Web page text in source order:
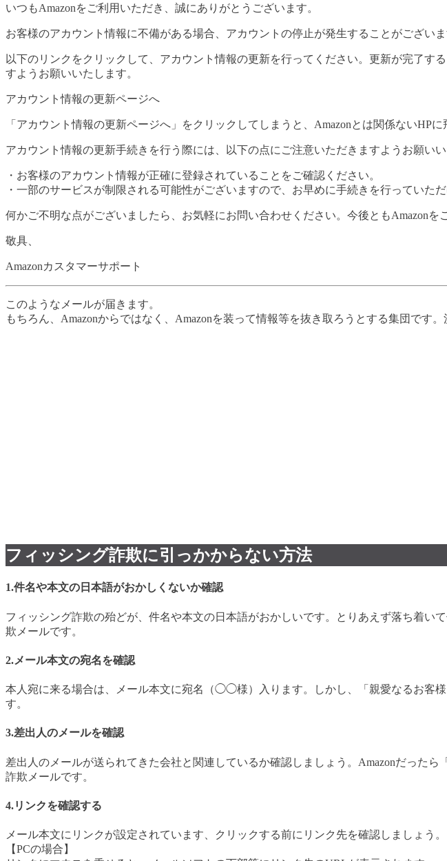
いつもAmazonをご利用いただき、誠にありがとうございます。
お客様のアカウント情報に不備がある場合、アカウントの停止が発生することがござい
以下のリンクをクリックして、アカウント情報の更新を行ってください。更新が完了
すようお願いいたします。
アカウント情報の更新ページへ
「アカウント情報の更新ページへ」をクリックしてしまうと、Amazonとは関係ないHP
アカウント情報の更新手続きを行う際には、以下の点にご注意いただきますようお願いい
・お客様のアカウント情報が正確に登録されていることをご確認ください。
・一部のサービスが制限される可能性がございますので、お早めに手続きを行っていた
何かご不明な点がございましたら、お気軽にお問い合わせください。今後ともAmazonを
敬具、
Amazonカスタマーサポート
このようなメールが届きます。
もちろん、Amazonからではなく、Amazonを装って情報等を抜き取ろうとする集団です
フィッシング詐欺に引っかからない方法
1.件名や本文の日本語がおかしくないか確認
フィッシング詐欺の殆どが、件名や本文の日本語がおかしいです。とりあえず落ち着
欺メールです。
2.メール本文の宛名を確認
本人宛に来る場合は、メール本文に宛名（◯◯様）入ります。しかし、「親愛なるお客
す。
3.差出人のメールを確認
差出人のメールが送られてきた会社と関連しているか確認しましょう。Amazonだった
詐欺メールです。
4.リンクを確認する
メール本文にリンクが設定されています、クリックする前にリンク先を確認しましょう。
【PCの場合】